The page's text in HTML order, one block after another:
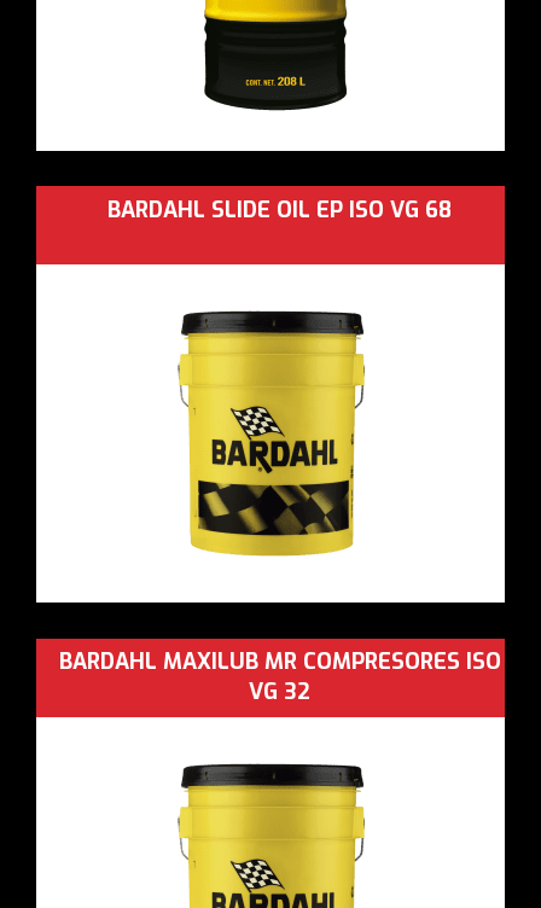
BARDAHL SLIDE OIL EP ISO VG 68
BARDAHL MAXILUB MR COMPRESORES ISO
VG 32